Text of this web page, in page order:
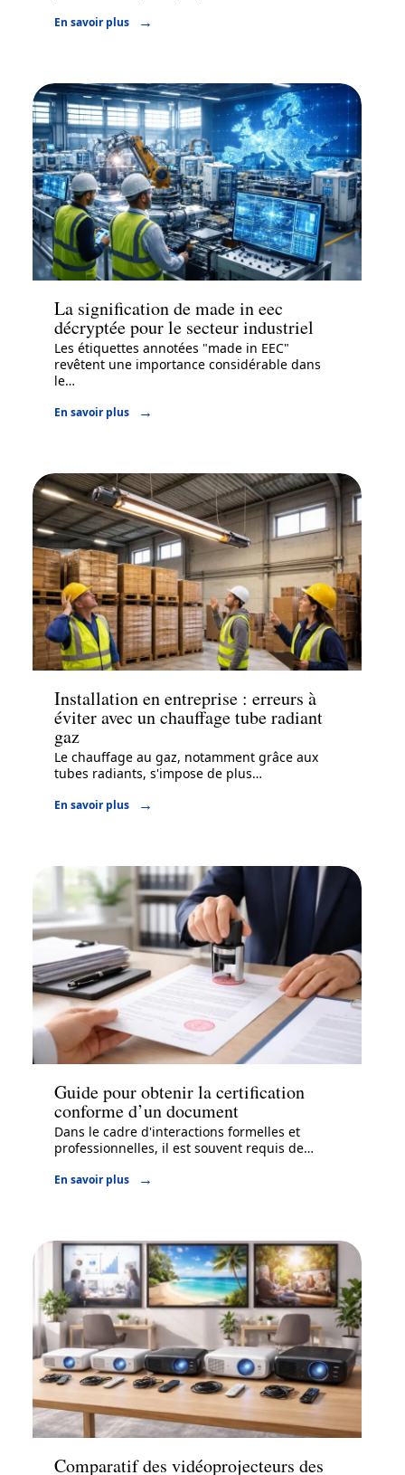
En savoir plus
Entreprise
La signification de made in eec
décryptée pour le secteur industriel
Les étiquettes annotées "made in EEC"
revêtent une importance considérable dans
le…
En savoir plus
Services
Installation en entreprise : erreurs à
éviter avec un chauffage tube radiant
gaz
Le chauffage au gaz, notamment grâce aux
tubes radiants, s'impose de plus…
En savoir plus
Juridique
Guide pour obtenir la certification
conforme d’un document
Dans le cadre d'interactions formelles et
professionnelles, il est souvent requis de…
En savoir plus
Entreprise
Comparatif des vidéoprojecteurs des